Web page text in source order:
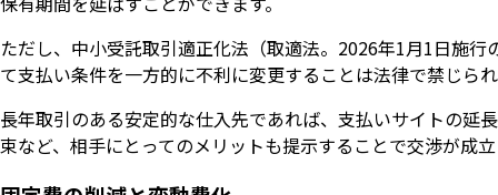
ただし、中小受託取引適正化法（取適法。2026年1月1日施
て支払い条件を一方的に不利に変更することは法律で禁じら
長年取引のある安定的な仕入先であれば、支払いサイトの延
束など、相手にとってのメリットも提示することで交渉が成